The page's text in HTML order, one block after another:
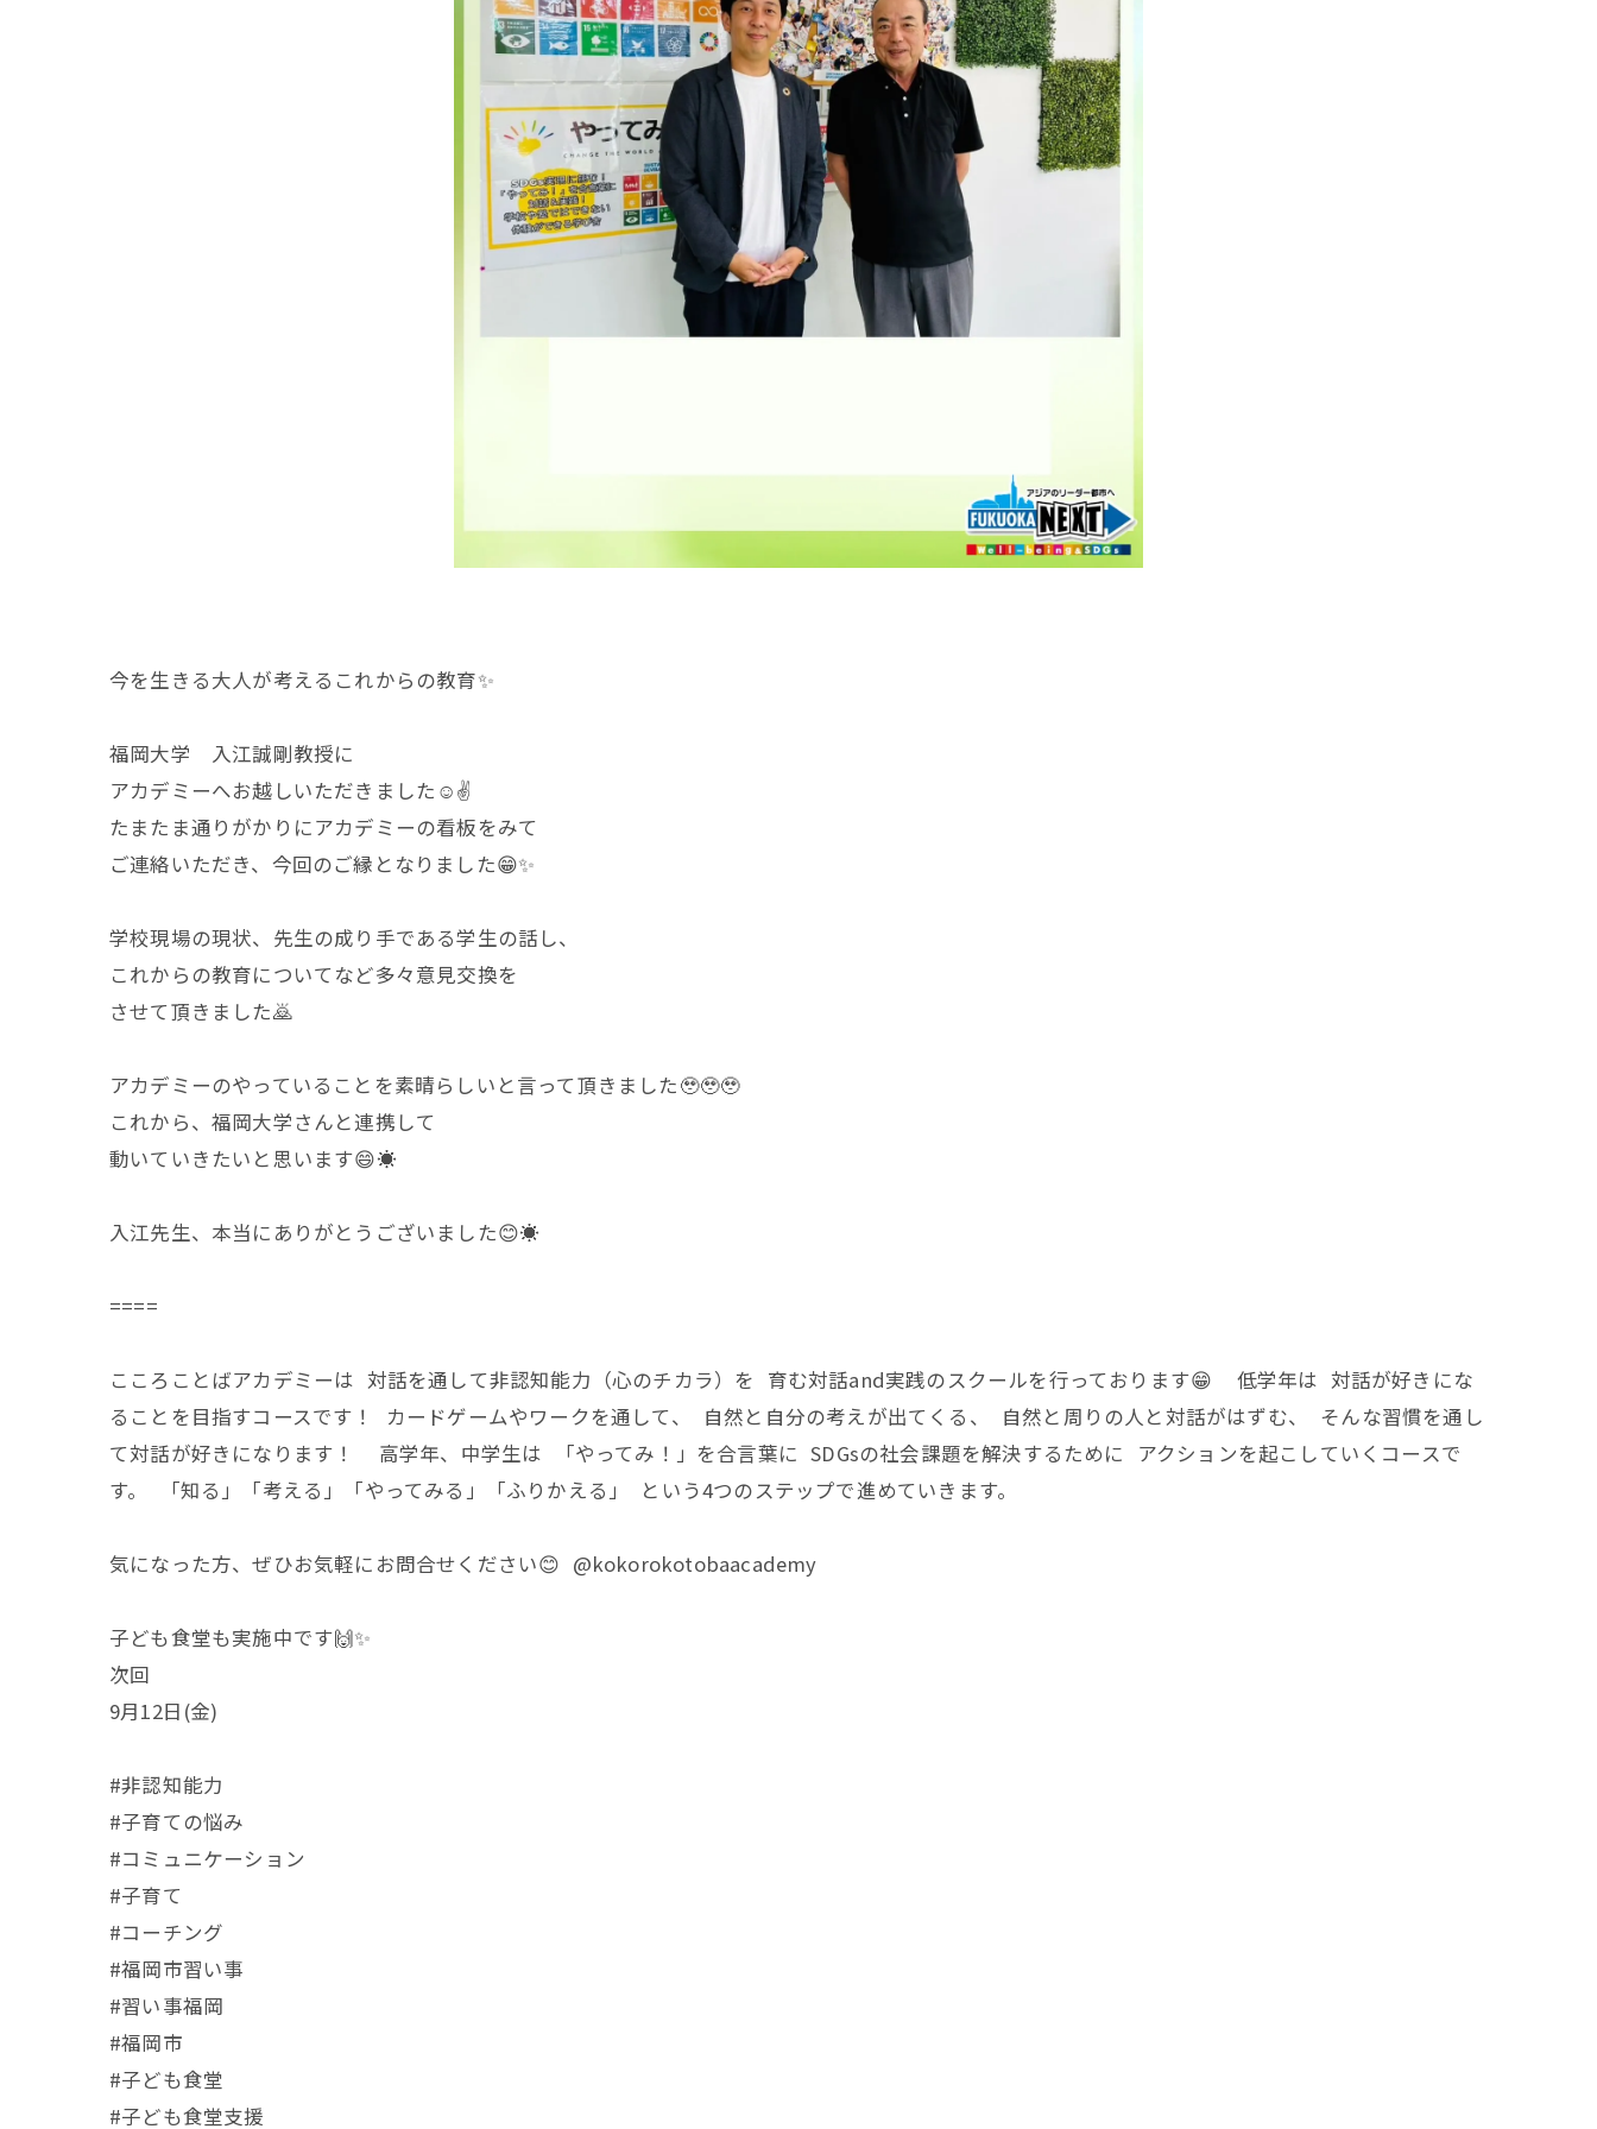
今を生きる大人が考えるこれからの教育✨
福岡大学 入江誠剛教授に
アカデミーへお越しいただきました☺️✌️
たまたま通りがかりにアカデミーの看板をみて
ご連絡いただき、今回のご縁となりました😁✨
学校現場の現状、先生の成り手である学生の話し、
これからの教育についてなど多々意見交換を
させて頂きました🙇
アカデミーのやっていることを素晴らしいと言って頂きました🥹🥹🥹
これから、福岡大学さんと連携して
動いていきたいと思います😄☀️
入江先生、本当にありがとうございました😊☀️
====
こころことばアカデミーは 対話を通して非認知能力（心のチカラ）を 育む対話and実践のスクールを行っております😁 低学年は 対話が好きにな
ることを目指すコースです！ カードゲームやワークを通して、 自然と自分の考えが出てくる、 自然と周りの人と対話がはずむ、 そんな習慣を通し
て対話が好きになります！ 高学年、中学生は 「やってみ！」を合言葉に SDGsの社会課題を解決するために アクションを起こしていくコースで
す。 「知る」「考える」「やってみる」「ふりかえる」 という4つのステップで進めていきます。
気になった方、ぜひお気軽にお問合せください😊 @kokorokotobaacademy
子ども食堂も実施中です🙌✨
次回
9月12日(金)
#非認知能力
#子育ての悩み
#コミュニケーション
#子育て
#コーチング
#福岡市習い事
#習い事福岡
#福岡市
#子ども食堂
#子ども食堂支援